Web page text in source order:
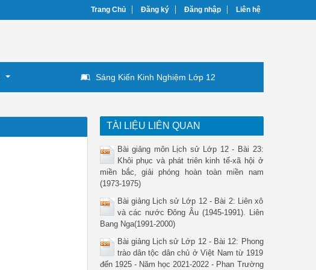
Trang Chủ Đăng ký Đăng nhập Liên hệ
Sáng Kiến Kinh Nghiệm Lớp 12
TÀI LIỆU LIÊN QUAN
Bài giảng môn Lịch sử Lớp 12 - Bài 23:
Khôi phục và phát triên kinh tế-xã hội ở
miền bắc, giải phóng hoàn toàn miền nam
(1973-1975)
Bài giảng Lịch sử Lớp 12 - Bài 2: Liên xô
và các nước Đông Âu (1945-1991). Liên
Bang Nga(1991-2000)
Bài giảng Lịch sử Lớp 12 - Bài 12: Phong
trào dân tộc dân chủ ở Việt Nam từ 1919
đến 1925 - Năm học 2021-2022 - Phan Trường